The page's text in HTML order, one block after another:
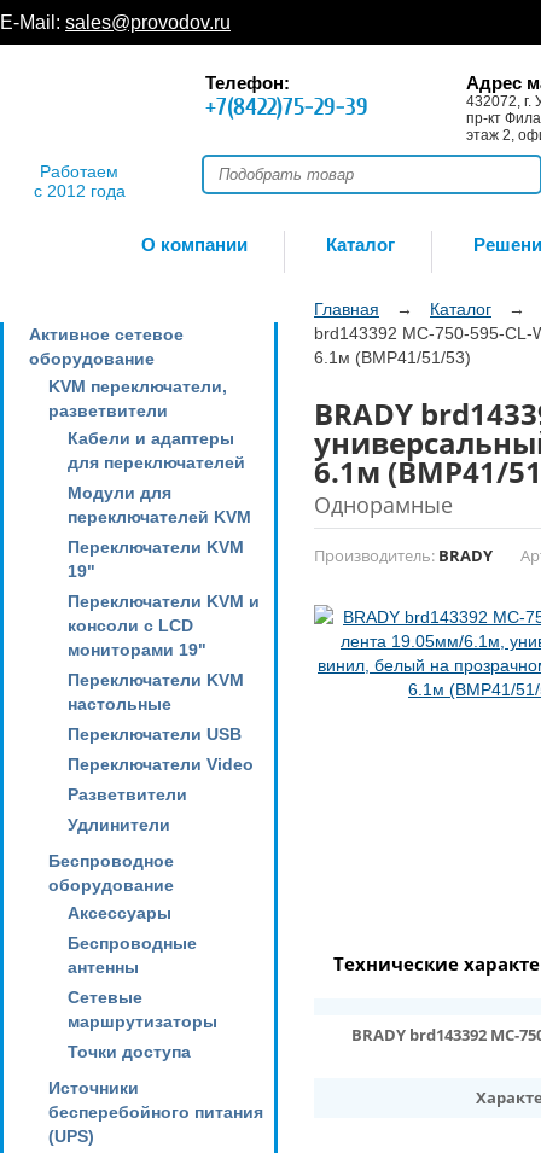
E-Mail: sales@provodov.ru
Работаем
с 2012 года
Телефон:
+7(8422)75-29-39
Адрес
432072, г.
пр-кт
этаж 2,
О компании Каталог
Активное сетевое
оборудование
KVM переключатели,
разветвители
Кабели и адаптеры
для переключателей
Модули для
переключателей KVM
Переключатели KVM
19"
Переключатели KVM и
консоли с LCD
мониторами 19"
Переключатели KVM
настольные
Переключатели USB
Переключатели Video
Разветвители
Удлинители
Беспроводное
оборудование
Аксессуары
Беспроводные
антенны
Сетевые
маршрутизаторы
Точки доступа
Источники
бесперебойного питания
(UPS)
Главная → Каталог
→
brd143392 MC-750-595-CL-
6.1м (BMP41/51/53)
BRADY
6.1м (BMP41/
Однорамные
Производитель: BRADY
Технические
BRADY brd143392